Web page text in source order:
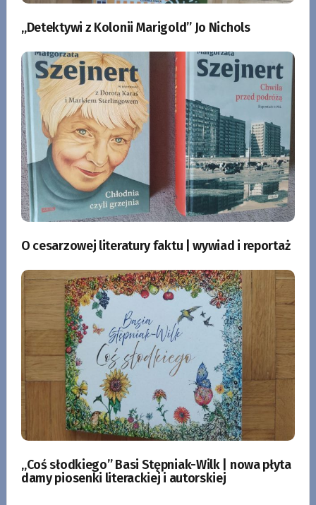
„Detektywi z Kolonii Marigold” Jo Nichols
O cesarzowej literatury faktu | wywiad i reportaż
„Coś słodkiego” Basi Stępniak-Wilk | nowa płyta
damy piosenki literackiej i autorskiej